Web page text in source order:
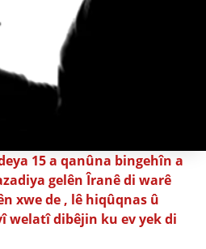
15 a qanûna bingehîn a
gelên Îranê di warê
xwe de , lê hiqûqnas û
welatî dibêjin ku ev yek di